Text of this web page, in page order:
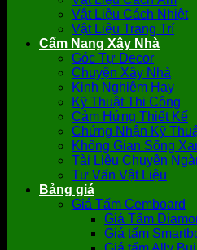
Vật Liệu Cách Nhiệt
Vật Liệu Trang Trí
Cẩm Nang Xây Nhà
Góc Tự Decor
Chuyện Xây Nhà
Kinh Nghiệm Hay
Kỹ Thuật Thi Công
Cảm Hứng Thiết Kế
Chứng Nhận Kỹ
Không Gian Sống
Tài Liệu Chuyên
Tư Vấn Vật Liệu
Bảng giá
Giá Tấm Cemboard
Giá Tấm
Giá tấm